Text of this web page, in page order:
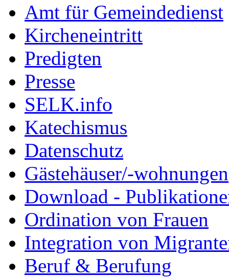
Amt für Gemeindedienst
Kircheneintritt
Predigten
Presse
SELK.info
Katechismus
Datenschutz
Gästehäuser/-wohnungen
Download -
Ordination von Frauen
Integration von
Beruf & Berufung